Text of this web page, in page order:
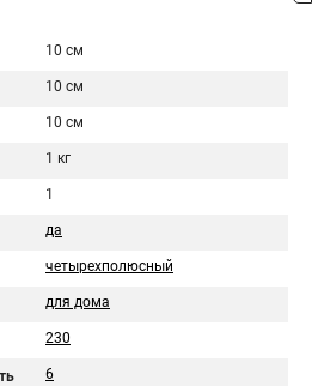
10 см
10 см
10 см
1 кг
1
да
четырехполюсный
для дома
230
6